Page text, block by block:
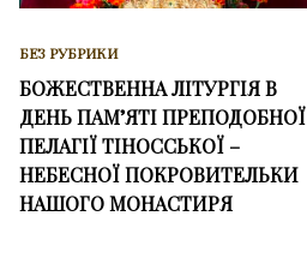
БЕЗ РУБРИКИ
БОЖЕСТВЕННА ЛІТУРГІЯ В
ДЕНЬ ПАМ’ЯТІ ПРЕПОДОБНОЇ
ПЕЛАГІЇ ТІНОССЬКОЇ –
НЕБЕСНОЇ ПОКРОВИТЕЛЬКИ
НАШОГО МОНАСТИРЯ